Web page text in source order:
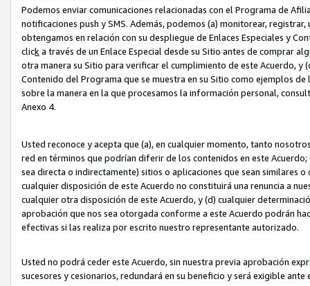
Podemos enviar comunicaciones relacionadas con el Programa de
notificaciones push y SMS. Además, podemos (a) monitorear,
obtengamos en relación con su despliegue de Enlaces Especiales y
clicka través de un Enlace Especial desde su Sitio antes de comprar
otra manera su Sitio para verificar el cumplimiento de este Acuerdo,
Contenido del Programa que se muestra en su Sitio como ejemplos
sobre la manera en la que procesamos la información personal,
Anexo 4.
Usted reconoce y acepta que (a), en cualquier momento, tanto
red en términos que podrían diferir de los contenidos en este
sea directa o indirectamente) sitios o aplicaciones que sean similares
cualquier disposición de este Acuerdo no constituirá una renuncia a
cualquier otra disposición de este Acuerdo, y (d) cualquier
aprobación que nos sea otorgada conforme a este Acuerdo podrán
efectivas si las realiza por escrito nuestro representante autorizado.
Usted no podrá ceder este Acuerdo, sin nuestra previa aprobación
sucesores y cesionarios, redundará en su beneficio y será exigible